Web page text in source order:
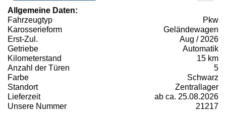
Allgemeine Daten:
Fahrzeugtyp
Pkw
Karosserieform
Geländewagen
Erst-Zul.
Aug / 2026
Getriebe
Automatik
Kilometerstand
15 km
Anzahl der Türen
5
Farbe
Schwarz
Standort
Zentrallager
Lieferzeit
ab ca. 25.08.2026
Unsere Nummer
21217